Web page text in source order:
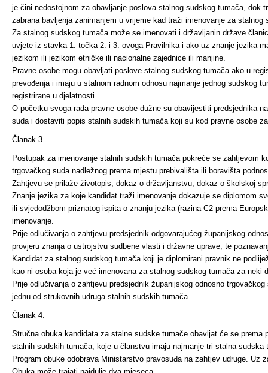
je čini nedostojnom za obavljanje poslova stalnog sudskog tumača, dok
zabrana bavljenja zanimanjem u vrijeme kad traži imenovanje za stalnog
Za stalnog sudskog tumača može se imenovati i državljanin države
uvjete iz stavka 1. točka 2. i 3. ovoga Pravilnika i ako uz znanje jezika
jezikom ili jezikom etničke ili nacionalne zajednice ili manjine.
Pravne osobe mogu obavljati poslove stalnog sudskog tumača ako u
prevođenja i imaju u stalnom radnom odnosu najmanje jednog sudskog
registrirane u djelatnosti.
O početku svoga rada pravne osobe dužne su obavijestiti predsjednika
suda i dostaviti popis stalnih sudskih tumača koji su kod pravne osobe
Članak 3.
Postupak za imenovanje stalnih sudskih tumača pokreće se zahtjevom
trgovačkog suda nadležnog prema mjestu prebivališta ili boravišta
Zahtjevu se prilaže životopis, dokaz o državljanstvu, dokaz o školskoj
Znanje jezika za koje kandidat traži imenovanje dokazuje se diplomom
ili svjedodžbom priznatog ispita o znanju jezika (razina C2 prema
imenovanje.
Prije odlučivanja o zahtjevu predsjednik odgovarajućeg županijskog
provjeru znanja o ustrojstvu sudbene vlasti i državne uprave, te
Kandidat za stalnog sudskog tumača koji je diplomirani prav­nik ne
kao ni osoba koja je već imenovana za stalnog sudskog tumača za neki
Prije odlučivanja o zahtjevu predsjednik županijskog odnosno
jednu od strukovnih udruga stalnih sudskih tumača.
Članak 4.
Stručna obuka kandidata za stalne sudske tumače obavljat će se prema
stalnih sudskih tumača, koje u članstvu imaju najmanje tri stalna sudska
Program obuke odobrava Ministarstvo pravosuđa na zahtjev udruge. Uz